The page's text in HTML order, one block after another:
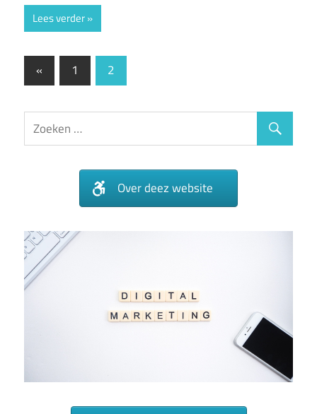
Lees verder
Berichtnavigatie
« Vorige
berichten
1 2
Over deez website